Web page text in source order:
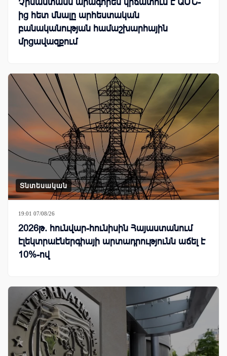
ից հետ մնալը արհեստական
բանականության համաշխարհային
մրցավազքում
Տնտեսական
19:01 07/08/26
2026թ. հունվար-հունիսին Հայաստանում
էլեկտրաէներգիայի արտադրությունն աճել է
10%-ով